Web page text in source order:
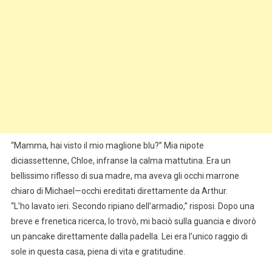
“Mamma, hai visto il mio maglione blu?” Mia nipote
diciassettenne, Chloe, infranse la calma mattutina. Era un
bellissimo riflesso di sua madre, ma aveva gli occhi marrone
chiaro di Michael—occhi ereditati direttamente da Arthur.
“L’ho lavato ieri. Secondo ripiano dell’armadio,” risposi. Dopo una
breve e frenetica ricerca, lo trovò, mi baciò sulla guancia e divorò
un pancake direttamente dalla padella. Lei era l’unico raggio di
sole in questa casa, piena di vita e gratitudine.